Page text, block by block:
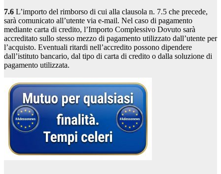
7.6 L’importo del rimborso di cui alla clausola n. 7.5 che precede,
sarà comunicato all’utente via e-mail. Nel caso di pagamento
mediante carta di credito, l’Importo Complessivo Dovuto sarà
accreditato sullo stesso mezzo di pagamento utilizzato dall’utente per
l’acquisto. Eventuali ritardi nell’accredito possono dipendere
dall’istituto bancario, dal tipo di carta di credito o dalla soluzione di
pagamento utilizzata.